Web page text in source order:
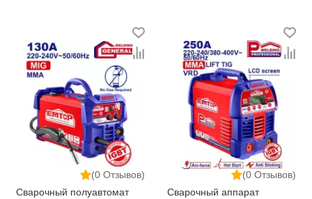
(0 Отзывов)
Сварочный полуавтомат
(0 Отзывов)
Сварочный аппарат